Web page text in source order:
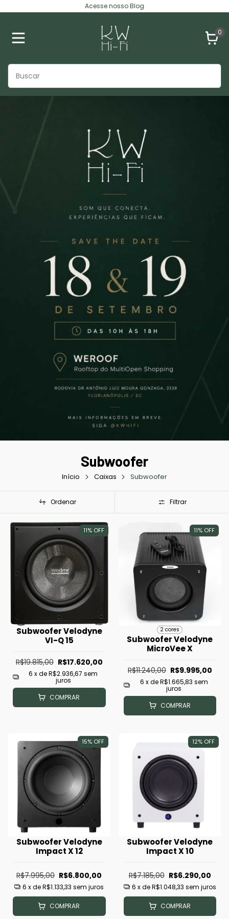
Acesse nosso Blog
0
Subwoofer
Início Caixas Subwoofer
Ordenar Filtrar
11% OFF
Subwoofer Velodyne
VI-Q 15
R$19.815,00 R$17.620,00
6 x deR$2.936,67 sem
juros
COMPRAR
11% OFF
2 cores
Subwoofer Velodyne
MicroVee X
R$11.240,00 R$9.995,00
6 x deR$1.665,83 sem
juros
COMPRAR
15% OFF
Subwoofer Velodyne
Impact X 12
R$7.995,00 R$6.800,00
6 x deR$1.133,33 sem juros
COMPRAR
12% OFF
Subwoofer Velodyne
Impact X 10
R$7.185,00 R$6.290,00
6 x deR$1.048,33 sem juros
COMPRAR